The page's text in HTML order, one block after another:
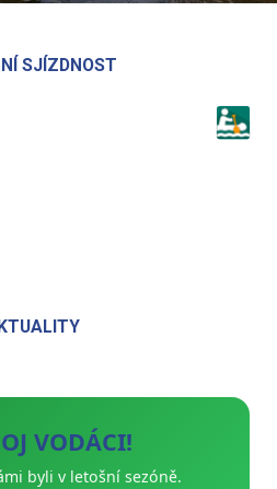
SJÍZDNOST
VODÁCI!
byli v letošní sezóně.